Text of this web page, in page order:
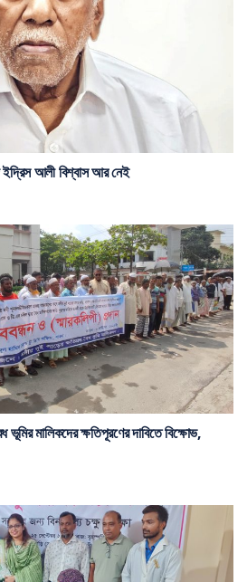
ইদ্রিস আলী বিশ্বাস আর নেই
ভূমির মালিকদের ক্ষতিপূরণের দাবিতে বিক্ষোভ,